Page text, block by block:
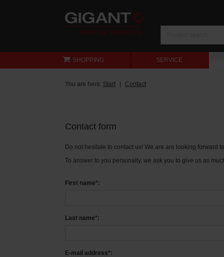
SHOPPING SERVICE
You are here: Start Contact
Contact form
Do not hesitate to contact us! We are are looking forward
To answer to you personally, we ask you to give us as
First name*:
Last name*:
E-mail address*: